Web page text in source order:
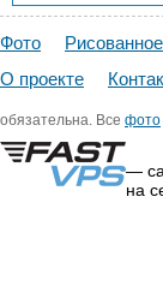
Фото Рисованное
О проекте
обязательна. Все фото
—
на